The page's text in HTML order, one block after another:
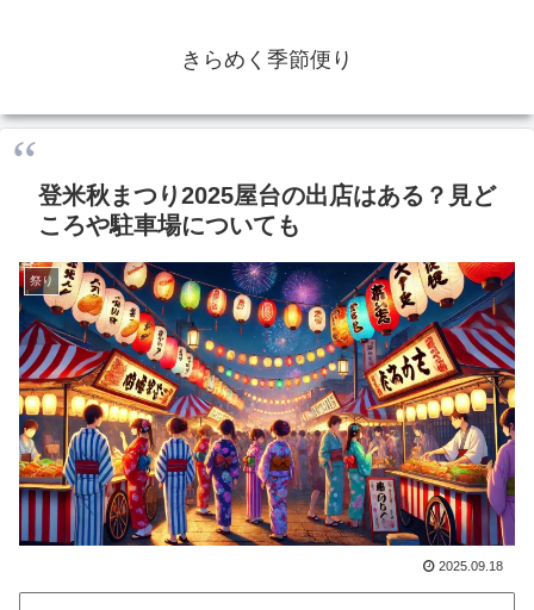
きらめく季節便り
登米秋まつり2025屋台の出店はある？見ど
ころや駐車場についても
祭り
2025.09.18